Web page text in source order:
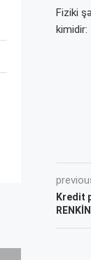
Fiziki
kimidir:
Kredit